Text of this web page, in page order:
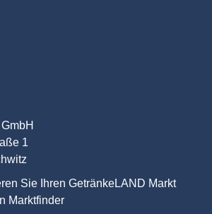
1
Sie Ihren GetränkeLAND Markt
Marktfinder